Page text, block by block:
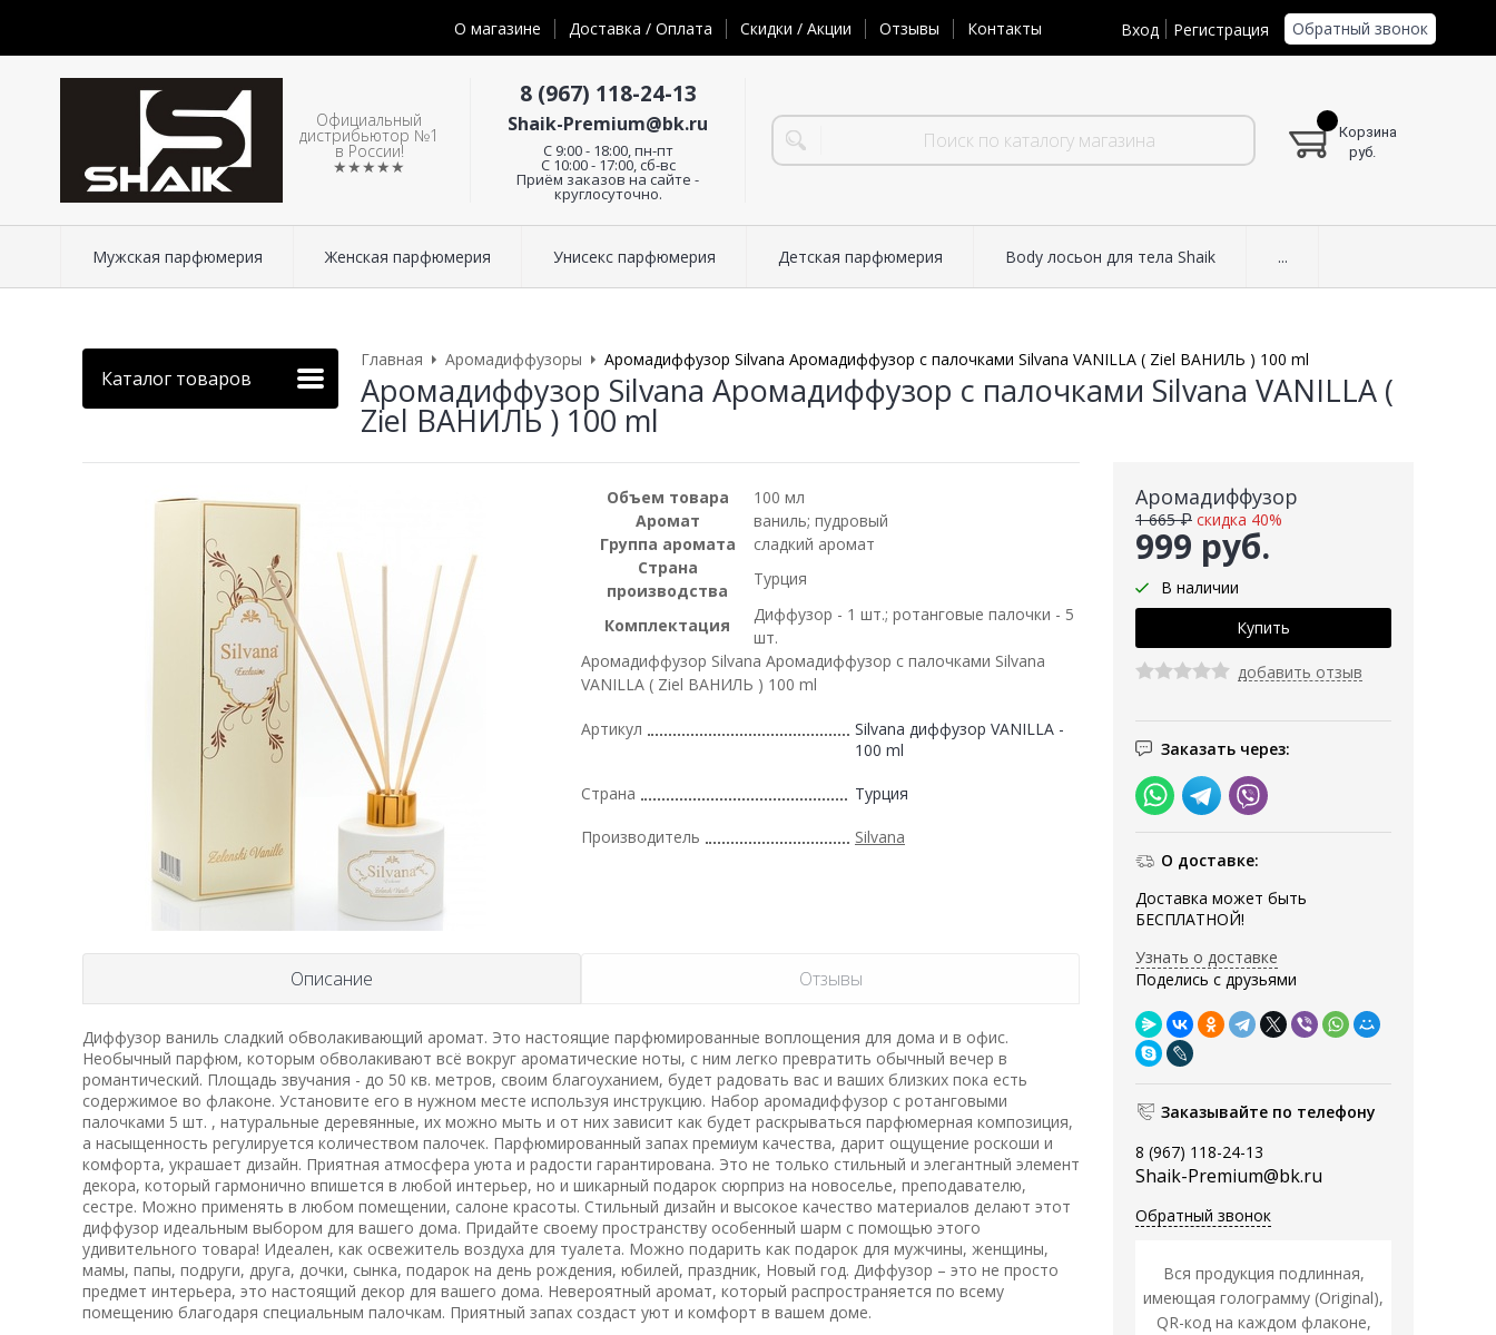
О магазине Доставка / Оплата Скидки / Акции Отзывы Контакты Вход Регистрация Обратный звонок
Официальный
дистрибьютор №1
в России!
★★★★★
8 (967) 118-24-13
Shaik-Premium@bk.ru
C 9:00 - 18:00, пн-пт
С 10:00 - 17:00, сб-вс
Приём заказов на сайте -
круглосуточно.
Корзина
руб.
Мужская парфюмерия Женская парфюмерия Унисекс парфюмерия Детская парфюмерия Body лосьон для тела Shaik ...
Каталог товаров
Главная Аромадиффузоры Аромадиффузор Silvana Аромадиффузор с палочками Silvana VANILLA ( Ziel ВАНИЛЬ ) 100 ml
Аромадиффузор Silvana Аромадиффузор с палочками Silvana VANILLA (
Ziel ВАНИЛЬ ) 100 ml
Аромадиффузор
999 руб.
1 665 ₽ скидка 40%
В наличии
добавить отзыв
Заказать через:
О доставке:
Доставка может быть
БЕСПЛАТНОЙ!
Узнать о доставке
Поделись с друзьями
Заказывайте по телефону
8 (967) 118-24-13
Shaik-Premium@bk.ru
Обратный звонок
Вся продукция подлинная,
имеющая голограмму (Original),
QR-код на каждом флаконе,
Объем товара
100 мл
Аромат
ваниль; пудровый
Группа аромата
сладкий аромат
Страна
производства
Турция
Комплектация
Диффузор - 1 шт.; ротанговые палочки - 5
шт.
Аромадиффузор Silvana Аромадиффузор с палочками Silvana
VANILLA ( Ziel ВАНИЛЬ ) 100 ml
Артикул
Silvana диффузор VANILLA -
100 ml
Страна Турция
Производитель Silvana
Описание Отзывы
Диффузор ваниль сладкий обволакивающий аромат. Это настоящие парфюмированные воплощения для дома и в офис.
Необычный парфюм, которым обволакивают всё вокруг ароматические ноты, с ним легко превратить обычный вечер в
романтический. Площадь звучания - до 50 кв. метров, своим благоуханием, будет радовать вас и ваших близких пока есть
содержимое во флаконе. Установите его в нужном месте используя инструкцию. Набор аромадиффузор с ротанговыми
палочками 5 шт. , натуральные деревянные, их можно мыть и от них зависит как будет раскрываться парфюмерная композиция,
а насыщенность регулируется количеством палочек. Парфюмированный запах премиум качества, дарит ощущение роскоши и
комфорта, украшает дизайн. Приятная атмосфера уюта и радости гарантирована. Это не только стильный и элегантный элемент
декора, который гармонично впишется в любой интерьер, но и шикарный подарок сюрприз на новоселье, преподавателю,
сестре. Можно применять в любом помещении, салоне красоты. Стильный дизайн и высокое качество материалов делают этот
диффузор идеальным выбором для вашего дома. Придайте своему пространству особенный шарм с помощью этого
удивительного товара! Идеален, как освежитель воздуха для туалета. Можно подарить как подарок для мужчины, женщины,
мамы, папы, подруги, друга, дочки, сынка, подарок на день рождения, юбилей, праздник, Новый год. Диффузор – это не просто
предмет интерьера, это настоящий декор для вашего дома. Невероятный аромат, который распространяется по всему
помещению благодаря специальным палочкам. Приятный запах создаст уют и комфорт в вашем доме.